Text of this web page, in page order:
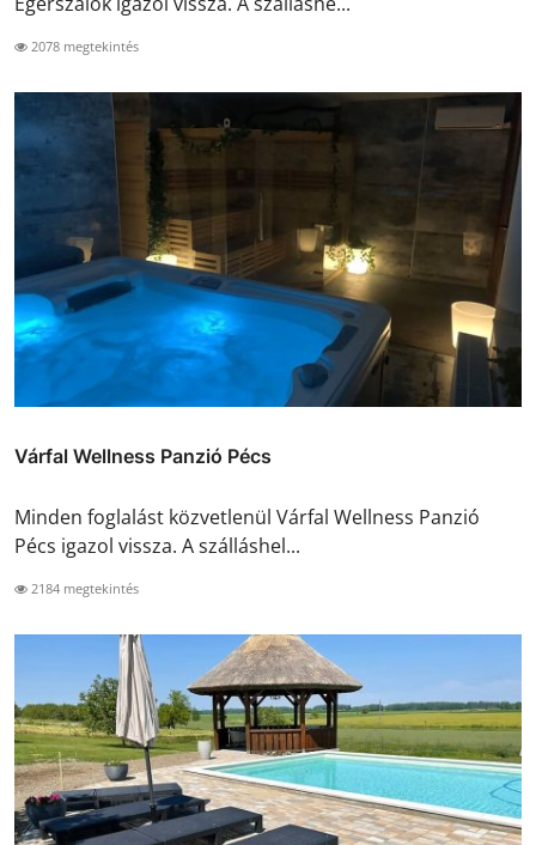
2078 megtekintés
Várfal Wellness Panzió Pécs
Minden foglalást közvetlenül Várfal Wellness Panzió
Pécs igazol vissza. A szálláshel...
2184 megtekintés